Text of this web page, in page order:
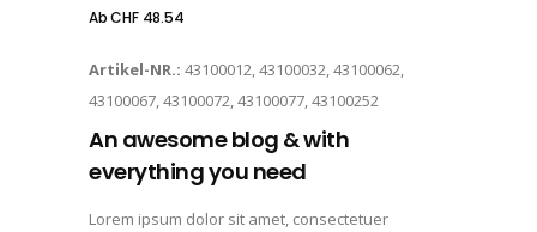
AbCHF48.54
Artikel-NR.: 43100012, 43100032, 43100062,
43100067, 43100072, 43100077, 43100252
An awesome blog & with
everything you need
Lorem ipsum dolor sit amet, consectetuer